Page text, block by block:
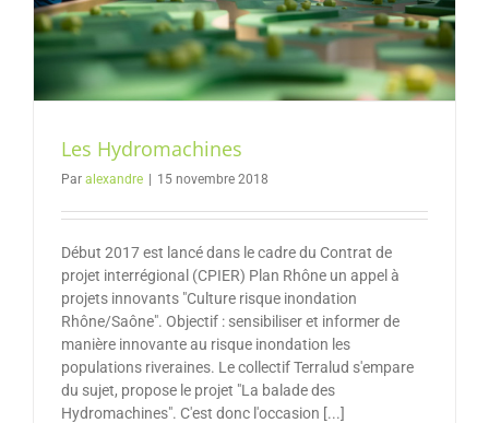
Les Hydromachines
Par alexandre | 15 novembre 2018
Début 2017 est lancé dans le cadre du Contrat de
projet interrégional (CPIER) Plan Rhône un appel à
projets innovants "Culture risque inondation
Rhône/Saône". Objectif : sensibiliser et informer de
manière innovante au risque inondation les
populations riveraines. Le collectif Terralud s'empare
du sujet, propose le projet "La balade des
Hydromachines". C'est donc l'occasion [...]